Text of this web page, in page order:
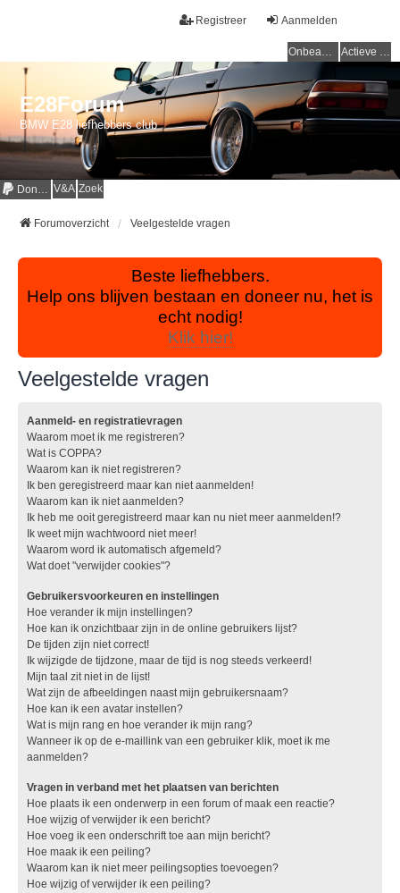
Aanmelden
Registreer
Onbeantwoorde onderwerpen Actieve onderwerpen
E28Forum
BMW E28 liefhebbers club
Donaties V&A Zoek
Forumoverzicht Veelgestelde vragen
Beste liefhebbers.
Help ons blijven bestaan en doneer nu, het is
echt nodig!
Klik hier!
Veelgestelde vragen
Aanmeld- en registratievragen
Waarom moet ik me registreren?
Wat is COPPA?
Waarom kan ik niet registreren?
Ik ben geregistreerd maar kan niet aanmelden!
Waarom kan ik niet aanmelden?
Ik heb me ooit geregistreerd maar kan nu niet meer aanmelden!?
Ik weet mijn wachtwoord niet meer!
Waarom word ik automatisch afgemeld?
Wat doet "verwijder cookies"?
Gebruikersvoorkeuren en instellingen
Hoe verander ik mijn instellingen?
Hoe kan ik onzichtbaar zijn in de online gebruikers lijst?
De tijden zijn niet correct!
Ik wijzigde de tijdzone, maar de tijd is nog steeds verkeerd!
Mijn taal zit niet in de lijst!
Wat zijn de afbeeldingen naast mijn gebruikersnaam?
Hoe kan ik een avatar instellen?
Wat is mijn rang en hoe verander ik mijn rang?
Wanneer ik op de e-maillink van een gebruiker klik, moet ik me
aanmelden?
Vragen in verband met het plaatsen van berichten
Hoe plaats ik een onderwerp in een forum of maak een reactie?
Hoe wijzig of verwijder ik een bericht?
Hoe voeg ik een onderschrift toe aan mijn bericht?
Hoe maak ik een peiling?
Waarom kan ik niet meer peilingsopties toevoegen?
Hoe wijzig of verwijder ik een peiling?